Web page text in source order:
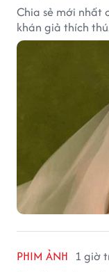
Chia sẻ mới nhất
khán giả thích
PHIM ẢNH 1 giờ